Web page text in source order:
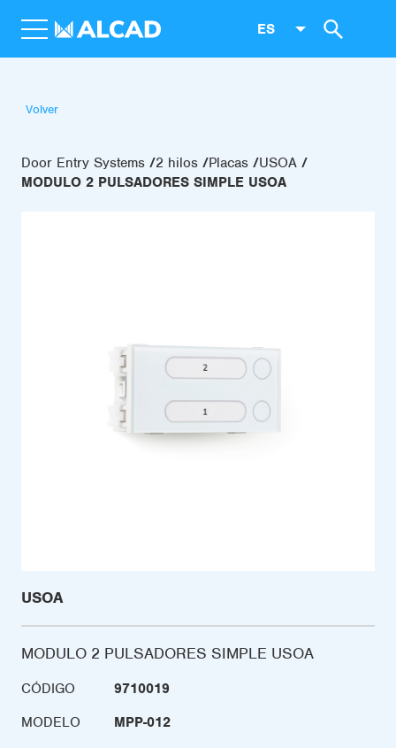
ES
Volver
Door Entry Systems 2 hilos Placas
USOA
MODULO 2 PULSADORES SIMPLE USOA
USOA
MODULO 2 PULSADORES SIMPLE USOA
CÓDIGO
9710019
MODELO
MPP-012